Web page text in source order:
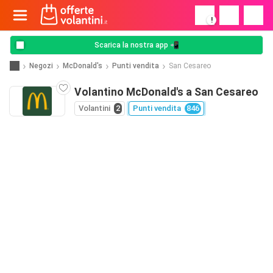
!
Scarica la nostra app 📲
Negozi McDonald's Punti vendita San Cesareo
Volantino McDonald's a San Cesareo
Volantini 2 Punti vendita 846